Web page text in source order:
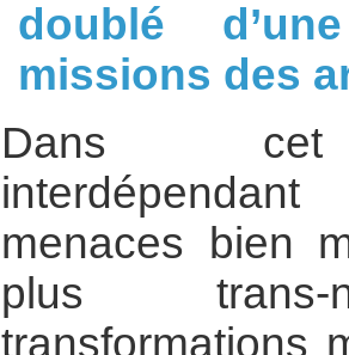
doublé
missions des
Dans cet
menaces bien
plus trans-
transformations